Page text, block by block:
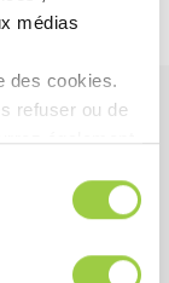
médias
des cookies.​
refuser ou de
également
的兼容性